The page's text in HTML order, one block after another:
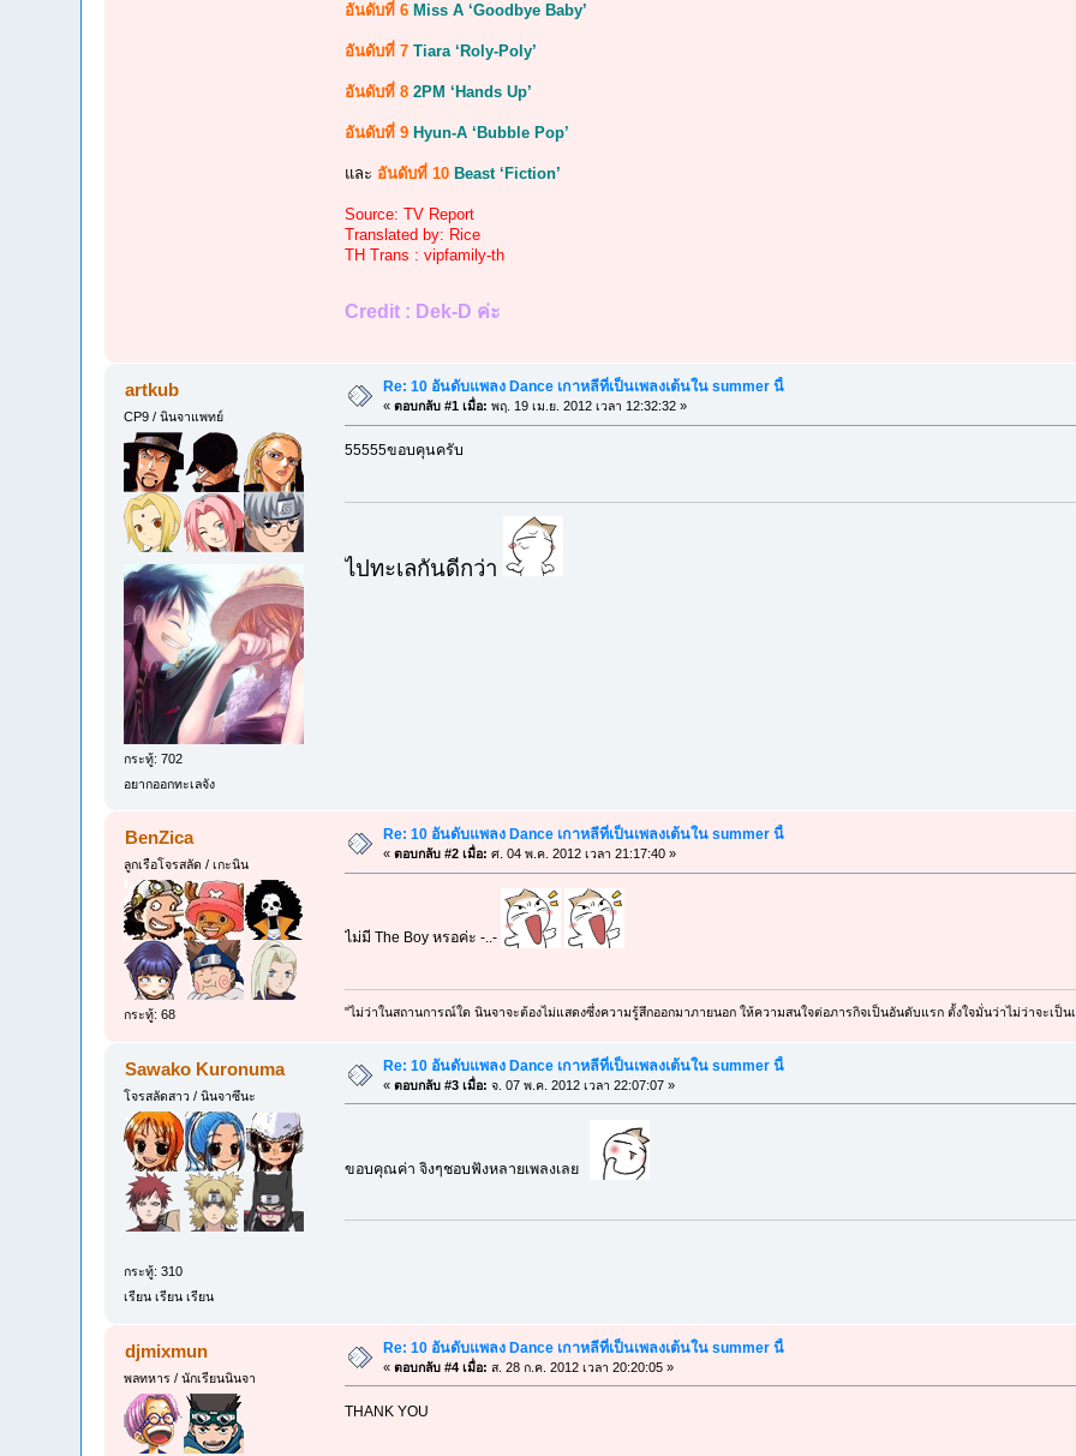
อันดับที่ 6 Miss A ‘Goodbye Baby’
อันดับที่ 7 Tiara ‘Roly-Poly’
อันดับที่ 8 2PM ‘Hands Up’
อันดับที่ 9 Hyun-A ‘Bubble Pop’
และ อันดับที่ 10 Beast ‘Fiction’
Source: TV Report
Translated by: Rice
TH Trans : vipfamily-th
Credit : Dek-D ค่ะ
artkub
CP9 / นินจาแพทย์
กระทู้: 702
อยากออกทะเลจัง
Re: 10 อันดับแพลง Dance เกาหลีที่เป็นเพลงเต้นใน summer นี้
«ตอบกลับ #1 เมื่อ: พฤ. 19 เม.ย. 2012 เวลา 12:32:32 »
55555ขอบคุนครับ
ไปทะเลกันดีกว่า
BenZica
ลูกเรือโจรสลัด / เกะนิน
กระทู้: 68
Re: 10 อันดับแพลง Dance เกาหลีที่เป็นเพลงเต้นใน summer นี้
«ตอบกลับ #2 เมื่อ: ศ. 04 พ.ค. 2012 เวลา 21:17:40 »
ไม่มี The Boy หรอค่ะ -..-
"ไม่ว่าในสถานการณ์ใด นินจาจะต้องไม่แสดงซึ่งความรู้สึกออกมาภายนอก ให้ความสนใจต่อภารกิจเป็นอันดับแรก ตั้งใจมั่นว่าไม่ว่าจะเป็น
Sawako Kuronuma
โจรสลัดสาว / นินจาซึนะ
กระทู้: 310
เรียน เรียน เรียน
Re: 10 อันดับแพลง Dance เกาหลีที่เป็นเพลงเต้นใน summer นี้
«ตอบกลับ #3 เมื่อ: จ. 07 พ.ค. 2012 เวลา 22:07:07 »
ขอบคุณค่า จิงๆชอบฟังหลายเพลงเลย
djmixmun
พลทหาร / นักเรียนนินจา
Re: 10 อันดับแพลง Dance เกาหลีที่เป็นเพลงเต้นใน summer นี้
«ตอบกลับ #4 เมื่อ: ส. 28 ก.ค. 2012 เวลา 20:20:05 »
THANK YOU